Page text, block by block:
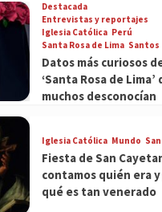
Destacada
Entrevistas y reportajes
Iglesia Católica Perú
Santa Rosa de Lima Santos
Datos más curiosos
‘Santa Rosa de Lima’
muchos desconocían
Iglesia Católica Mundo
Fiesta de San
contamos quién era
qué es tan venerado